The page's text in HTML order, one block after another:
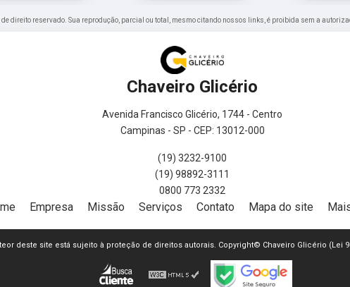
de direito reservado. Sua reprodução, parcial ou total, mesmo citando nossos links, é proibida sem a
Chaveiro Glicério
Avenida Francisco Glicério, 1744 - Centro
Campinas - SP - CEP: 13012-000
(19) 3232-9100
(19) 98892-3111
0800 773 2332
Empresa Missão Serviços Contato Mapa do site
deste site está sujeito à proteção de direitos autorais. Copyright© Chaveiro Glicério (Lei